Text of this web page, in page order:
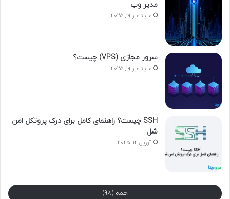
مدیر وب
سپتامبر 19, 2025
سرور مجازی (VPS) چیست؟
سپتامبر 19, 2025
SSH چیست؟ راهنمای کامل برای درک پروتکل امن
شل
آوریل 12, 2025
همه (98)